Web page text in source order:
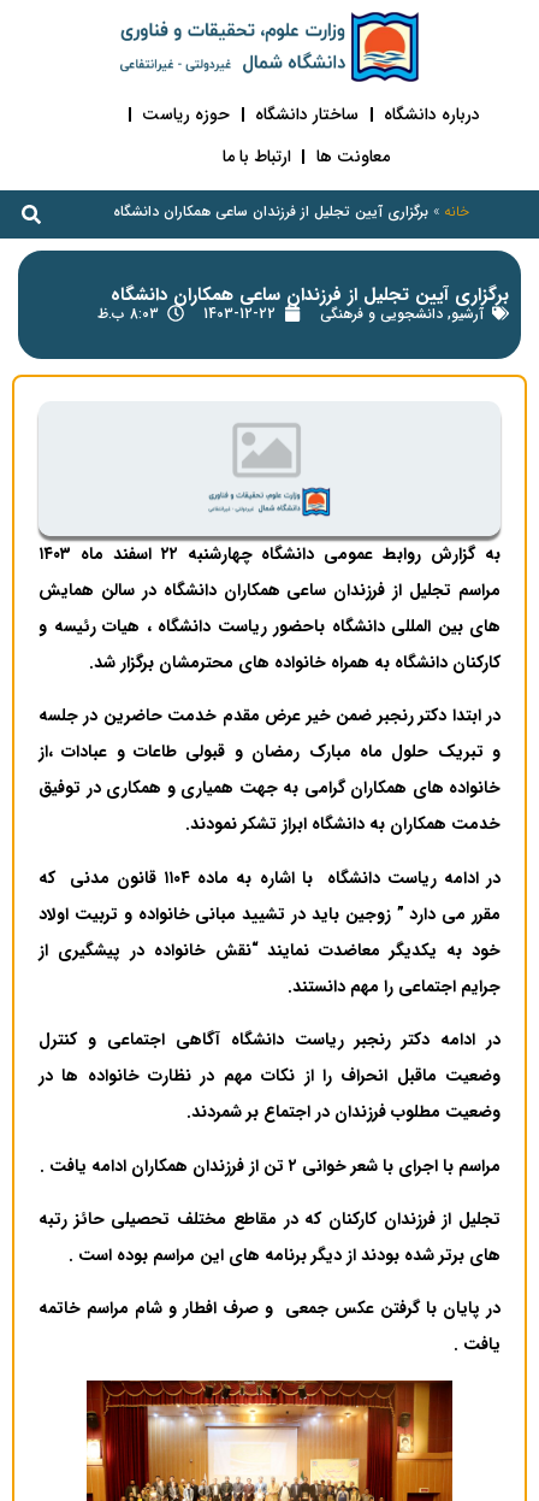
درباره دانشگاه ساختار دانشگاه
حوزه ریاست
معاونت ها
ارتباط با ما
خانه »برگزاری آیین تجلیل از فرزندان ساعی همکاران دانشگاه
برگزاری آیین تجلیل از فرزندان ساعی همکاران دانشگاه
آرشیو, دانشجویی و فرهنگی 1403-12-22 8:03 ب.ظ
به گزارش روابط عمومی دانشگاه چهارشنبه ۲۲ اسفند ماه ۱۴۰۳
مراسم تجلیل از فرزندان ساعی همکاران دانشگاه در سالن همایش
های بین المللی دانشگاه باحضور ریاست دانشگاه ، هیات رئیسه و
کارکنان دانشگاه به همراه خانواده های محترمشان برگزار شد.
در ابتدا دکتر رنجبر ضمن خیر عرض مقدم خدمت حاضرین در جلسه
و تبریک حلول ماه مبارک رمضان و قبولی طاعات و عبادات ،از
خانواده های همکاران گرامی به جهت همیاری و همکاری در توفیق
خدمت همکاران به دانشگاه ابراز تشکر نمودند.
در ادامه ریاست دانشگاه با اشاره به ماده ۱۱۰۴ قانون مدنی که
مقرر می دارد ” زوجین باید در تشیید مبانی خانواده و تربیت اولاد
خود به یکدیگر معاضدت نمایند “نقش خانواده در پیشگیری از
جرایم اجتماعی را مهم دانستند.
در ادامه دکتر رنجبر ریاست دانشگاه آگاهی اجتماعی و کنترل
وضعیت ماقبل انحراف را از نکات مهم در نظارت خانواده ها در
وضعیت مطلوب فرزندان در اجتماع بر شمردند.
مراسم با اجرای با شعر خوانی ۲ تن از فرزندان همکاران ادامه یافت .
تجلیل از فرزندان کارکنان که در مقاطع مختلف تحصیلی حائز رتبه
های برتر شده بودند از دیگر برنامه های این مراسم بوده است .
در پایان با گرفتن عکس جمعی و صرف افطار و شام مراسم خاتمه
یافت .